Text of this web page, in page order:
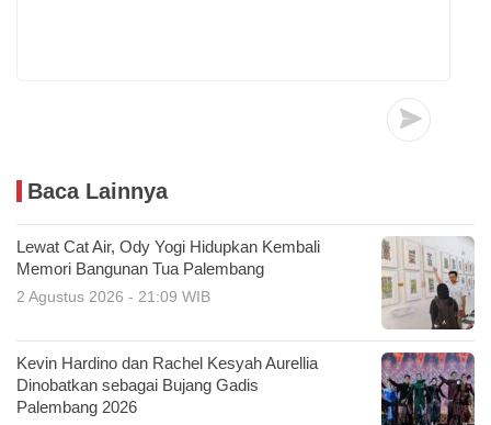
Baca Lainnya
Lewat Cat Air, Ody Yogi Hidupkan Kembali
Memori Bangunan Tua Palembang
2 Agustus 2026 - 21:09 WIB
Kevin Hardino dan Rachel Kesyah Aurellia
Dinobatkan sebagai Bujang Gadis
Palembang 2026